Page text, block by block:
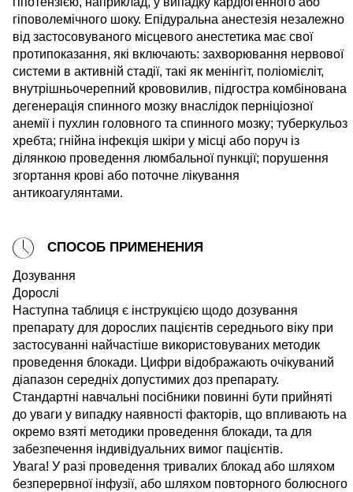
гіповолемічного шоку. Епідуральна анестезія незалежно
від застосовуваного місцевого анестетика має свої
протипоказання, які включають: захворювання нервової
системи в активній стадії, такі як менінгіт, поліомієліт,
внутрішньочерепний крововилив, підгостра комбінована
дегенерація спинного мозку внаслідок перніціозної
анемії і пухлин головного та спинного мозку; туберкульоз
хребта; гнійна інфекція шкіри у місці або поруч із
ділянкою проведення люмбальної пункції; порушення
згортання крові або поточне лікування
антикоагулянтами.
СПОСОБ ПРИМЕНЕНИЯ
Дозування
Дорослі
Наступна таблиця є інструкцією щодо дозування
препарату для дорослих пацієнтів середнього віку при
застосуванні найчастіше використовуваних методик
проведення блокади. Цифри відображають очікуваний
діапазон середніх допустимих доз препарату.
Стандартні навчальні посібники повинні бути прийняті
до уваги у випадку наявності факторів, що впливають на
окремо взяті методики проведення блокади, та для
забезпечення індивідуальних вимог пацієнтів.
Увага! У разі проведення тривалих блокад або шляхом
безперервної інфузії, або шляхом повторного болюсного